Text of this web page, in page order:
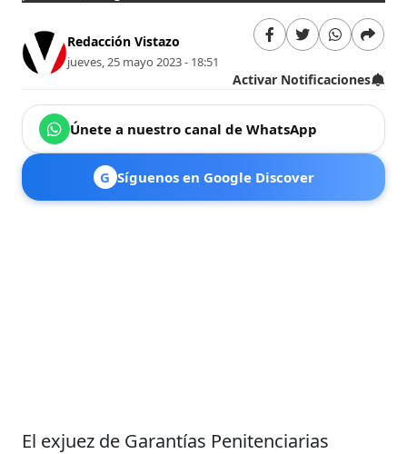
Redacción Vistazo
jueves, 25 mayo 2023 - 18:51
Activar Notificaciones
Únete a nuestro canal de WhatsApp
G Síguenos en Google Discover
El exjuez de Garantías Penitenciarias